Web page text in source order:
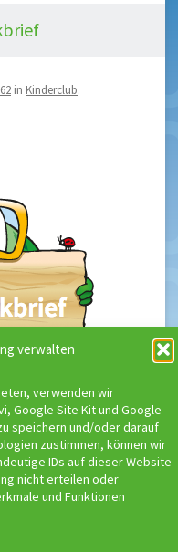
verwalten
verwenden wir
Google Site Kit und Google
speichern und/oder darauf
zustimmen, können wir
IDs auf dieser Website
nicht erteilen oder
und Funktionen
in Kinderclub.